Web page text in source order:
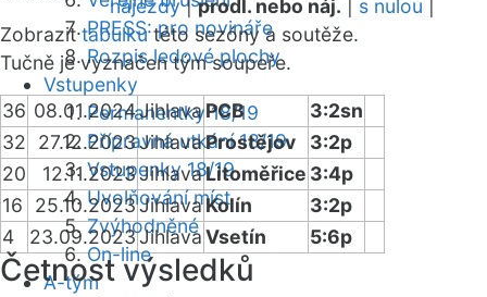
PRESS: pro novináře
Rozpis ledové plochy
Vstupenky
Permanentky 18/19
Přípravná utkání 18/19
Vstupenky 18/19
Uvolňování míst
Zvýhodněné
On-line
A-tým
nájezdy|prodl. nebo náj. s nulou
Zobrazittabulkutéto sezóny a soutěže.
Tučně je vyznačen tým soupeře.
36 08.01.2024JihlavaPCB
3:2sn
32
27.12.2023JihlavaProstějov
3:2p
20
12.11.2023JihlavaLitoměřice 3:4p
16
25.10.2023JihlavaKolín
3:2p
4
23.09.2023JihlavaVsetín 5:6p
Četnost výsledků